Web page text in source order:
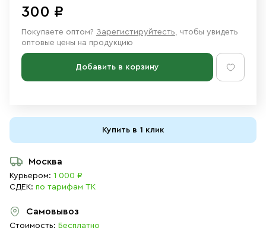
300 ₽
Покупаете оптом? Зарегистируйтесть, чтобы увидеть
оптовые цены на продукцию
Добавить в корзину
Купить в 1 клик
Москва
Курьером: 1 000 ₽
СДЕК: по тарифам ТК
Самовывоз
Стоимость: Бесплатно